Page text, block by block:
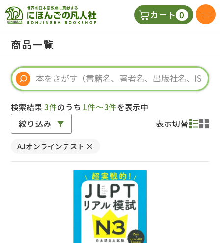
カート 0
視聴覚・補助教材
教師用参考書
商品一覧
検索結果3件のうち 1件～3件を表示中
絞り込み 表示切替
AJオンラインテスト ×